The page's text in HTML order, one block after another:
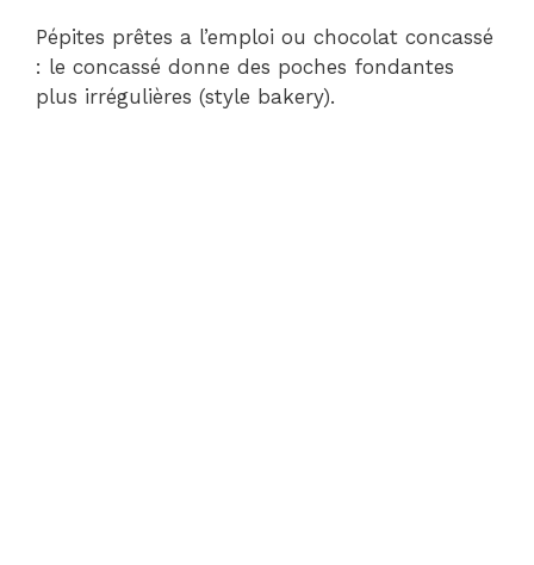
Pépites prêtes a l’emploi ou chocolat concassé
: le concassé donne des poches fondantes
plus irrégulières (style bakery).